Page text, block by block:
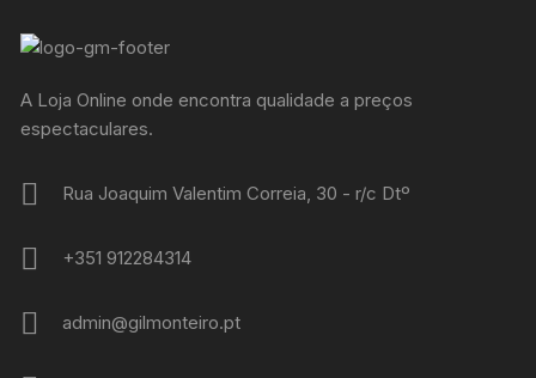
A Loja Online onde encontra qualidade a preços
espectaculares.
Rua Joaquim Valentim Correia, 30 - r/c Dtº
+351 912284314
admin@gilmonteiro.pt